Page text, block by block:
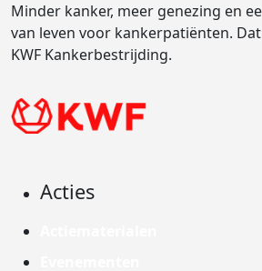
Minder kanker, meer genezing en
van leven voor kankerpatiënten.
KWF Kankerbestrijding.
Acties